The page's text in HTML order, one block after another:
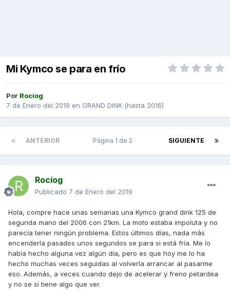
Mi Kymco se para en frío
Por Rocíog
7 de Enero del 2019 en GRAND DINK (hasta 2016)
ANTERIOR SIGUIENTE
Página 1 de 2
Rocíog
Publicado 7 de Enero del 2019
Hola, compre hace unas semanas una Kymco grand dink 125 de
segunda mano del 2006 con 21km. La moto estaba impoluta y no
parecía tener ningún problema. Estos últimos días, nada más
encenderla pasados unos segundos se para si está fría. Me lo
había hecho alguna vez algún día, pero es que hoy me lo ha
hecho muchas veces seguidas al volverla arrancar al pasarme
eso. Además, a veces cuando dejo de acelerar y freno petardea
y no se si tiene algo que ver.